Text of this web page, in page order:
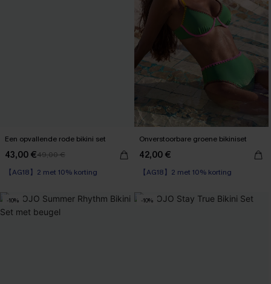
Een opvallende rode bikini set
43,00 €49,00 €
【AG18】2 met 10% korting
Underwire
Onverstoorbare groene bikiniset
42,00 €
【AG18】2 met 10% korting
Underwire
-10% -10%